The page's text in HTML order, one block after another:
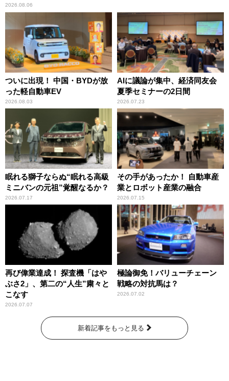
2026.08.06
ついに出現！ 中国・BYDが放
った軽自動車EV
2026.08.03
AIに議論が集中、経済同友会
夏季セミナーの2日間
2026.07.23
眠れる獅子ならぬ“眠れる高級
ミニバンの元祖”覚醒なるか？
2026.07.17
その手があったか！ 自動車産
業とロボット産業の融合
2026.07.15
再び偉業達成！ 探査機「はや
ぶさ2」、第二の“人生”粛々と
こなす
2026.07.07
極論御免！バリューチェーン
戦略の対抗馬は？
2026.07.02
新着記事をもっと見る